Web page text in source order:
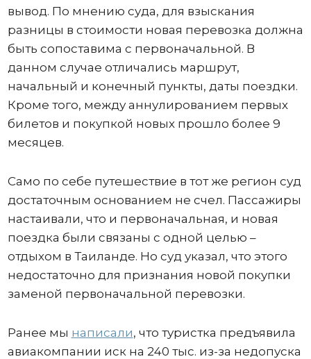
вывод. По мнению суда, для взыскания
разницы в стоимости новая перевозка должна
быть сопоставима с первоначальной. В
данном случае отличались маршрут,
начальный и конечный пункты, даты поездки.
Кроме того, между аннулированием первых
билетов и покупкой новых прошло более 9
месяцев.
Само по себе путешествие в тот же регион суд
достаточным основанием не счел. Пассажиры
настаивали, что и первоначальная, и новая
поездка были связаны с одной целью –
отдыхом в Таиланде. Но суд указал, что этого
недостаточно для признания новой покупки
заменой первоначальной перевозки.
Ранее мы написали, что туристка предъявила
авиакомпании иск на 240 тыс. из-за недопуска